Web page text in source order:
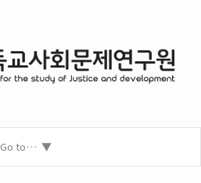
Go to…